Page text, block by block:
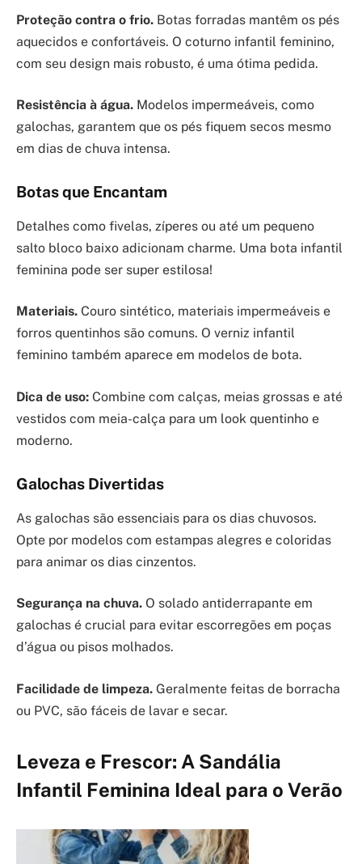
Proteção contra o frio. Botas forradas mantêm os pés
aquecidos e confortáveis. O coturno infantil feminino,
com seu design mais robusto, é uma ótima pedida.
Resistência à água. Modelos impermeáveis, como
galochas, garantem que os pés fiquem secos mesmo
em dias de chuva intensa.
Botas que Encantam
Detalhes como fivelas, zíperes ou até um pequeno
salto bloco baixo adicionam charme. Uma bota infantil
feminina pode ser super estilosa!
Materiais. Couro sintético, materiais impermeáveis e
forros quentinhos são comuns. O verniz infantil
feminino também aparece em modelos de bota.
Dica de uso: Combine com calças, meias grossas e até
vestidos com meia-calça para um look quentinho e
moderno.
Galochas Divertidas
As galochas são essenciais para os dias chuvosos.
Opte por modelos com estampas alegres e coloridas
para animar os dias cinzentos.
Segurança na chuva. O solado antiderrapante em
galochas é crucial para evitar escorregões em poças
d’água ou pisos molhados.
Facilidade de limpeza. Geralmente feitas de borracha
ou PVC, são fáceis de lavar e secar.
Leveza e Frescor: A Sandália
Infantil Feminina Ideal para o Verão